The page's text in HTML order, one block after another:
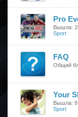
Pro
Вышла:
Sport
FAQ
Общий
Your
Вышла: 8
Sport